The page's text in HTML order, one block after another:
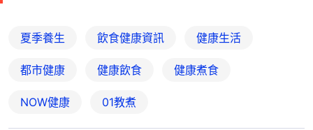
夏季養生 飲食健康資訊 健康生活
都市健康 健康飲食 健康煮食
NOW健康 01教煮